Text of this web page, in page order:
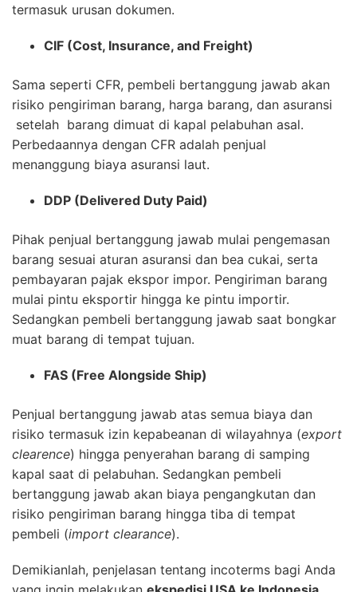
termasuk urusan dokumen.
CIF (Cost, Insurance, and Freight)
Sama seperti CFR, pembeli bertanggung jawab akan
risiko pengiriman barang, harga barang, dan asuransi
setelah barang dimuat di kapal pelabuhan asal.
Perbedaannya dengan CFR adalah penjual
menanggung biaya asuransi laut.
DDP (Delivered Duty Paid)
Pihak penjual bertanggung jawab mulai pengemasan
barang sesuai aturan asuransi dan bea cukai, serta
pembayaran pajak ekspor impor. Pengiriman barang
mulai pintu eksportir hingga ke pintu importir.
Sedangkan pembeli bertanggung jawab saat bongkar
muat barang di tempat tujuan.
FAS (Free Alongside Ship)
Penjual bertanggung jawab atas semua biaya dan
risiko termasuk izin kepabeanan di wilayahnya (export
clearence) hingga penyerahan barang di samping
kapal saat di pelabuhan. Sedangkan pembeli
bertanggung jawab akan biaya pengangkutan dan
risiko pengiriman barang hingga tiba di tempat
pembeli (import clearance).
Demikianlah, penjelasan tentang incoterms bagi Anda